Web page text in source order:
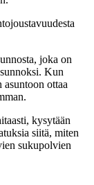
joka on
Kun
asuntoon ottaa
kysytään
siitä, miten
sukupolvien